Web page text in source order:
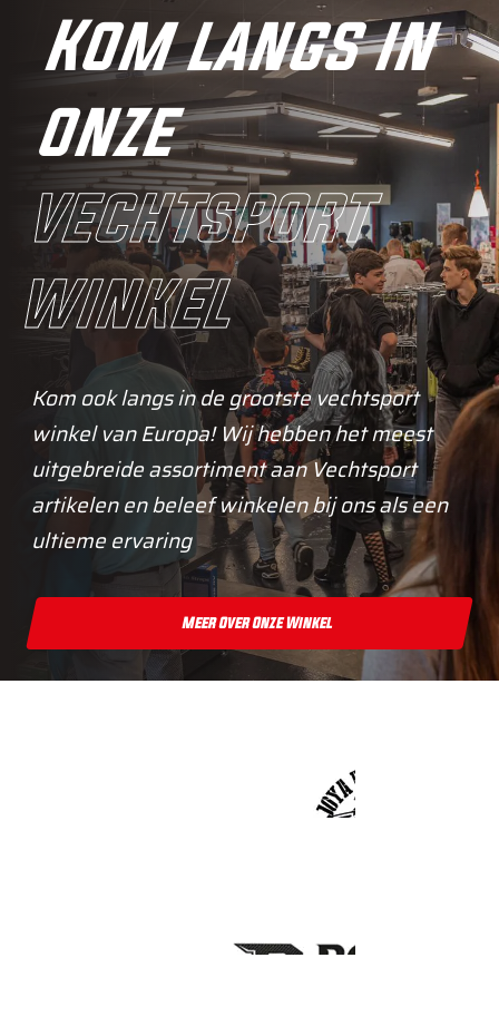
Kom langs in
onze
vechtsport
winkel
Kom ook langs in de grootste vechtsport
winkel van Europa! Wij hebben het meest
uitgebreide assortiment aan Vechtsport
artikelen en beleef winkelen bij ons als een
ultieme ervaring
Meer Over Onze Winkel